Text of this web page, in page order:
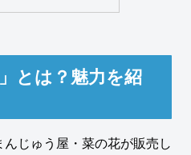
とは？魅力を紹
んじゅう屋・菜の花が販売し